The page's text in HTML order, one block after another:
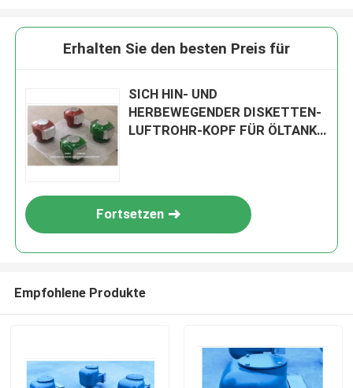
Erhalten Sie den besten Preis für
SICH HIN- UND
HERBEWEGENDER DISKETTEN-
LUFTROHR-KOPF FÜR ÖLTANK
Fortsetzen
Empfohlene Produkte